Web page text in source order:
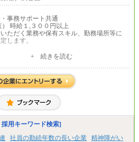
事務サポート共通
時給１,３００円以上
ただく業務や保有スキル、勤務場所等に
します。
／日、月２０日間 勤務の場合
+ 続きを読む
用キーワード検索]
社員の勤続年数の長い企業
精神障がい